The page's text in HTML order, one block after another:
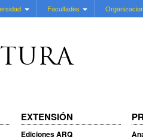
Facultades
EXTENSIÓN
Ediciones ARQ